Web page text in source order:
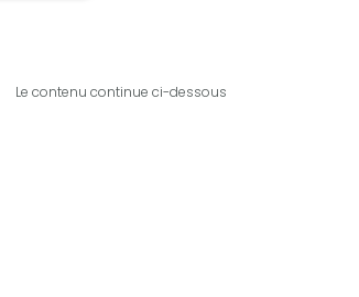
Le contenu continue ci-dessous